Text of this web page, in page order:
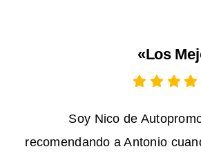
«Los
Soy Nico de
recomendando a Antonio